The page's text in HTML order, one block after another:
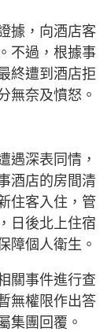
據，向酒店客
不過，根據事
終遭到酒店拒
無奈及憤怒。
遇深表同情，
酒店的房間清
住客入住，管
日後北上住宿
障個人衛生。
關事件進行查
無權限作出答
集團回覆。